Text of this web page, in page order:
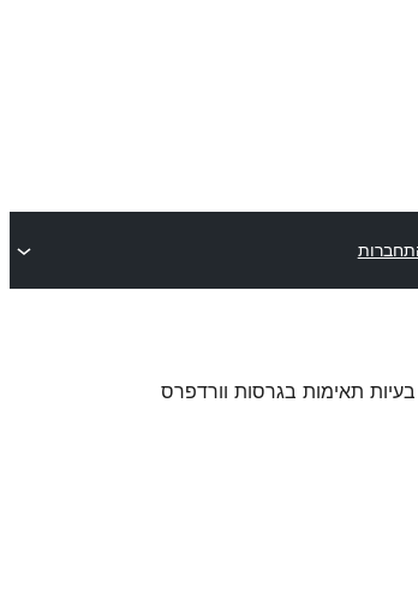
בעיות תאימות בגרסות וורדפרס